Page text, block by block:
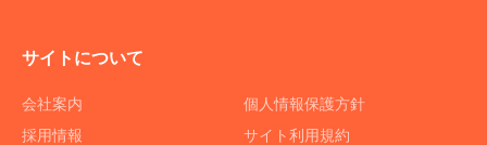
サイトについて
会社案内
採用情報
個人情報保護方針
サイト利用規約